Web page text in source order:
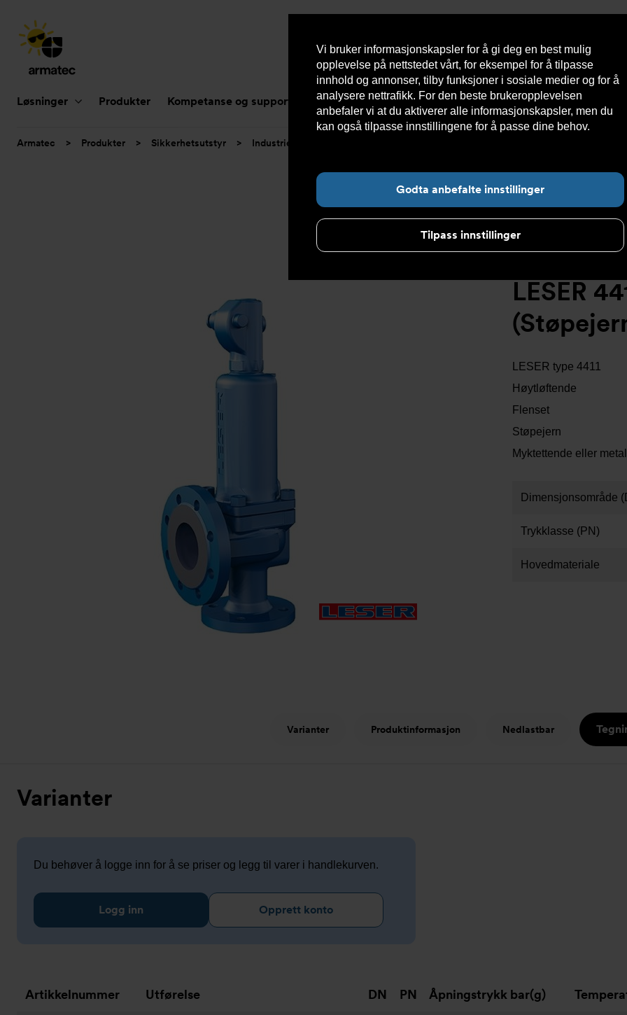
Vi bruker informasjonskapsler for å gi deg en best mulig
opplevelse på nettstedet vårt, for eksempel for å tilpasse
innhold og annonser, tilby funksjoner i sosiale medier og for å
analysere nettrafikk. For den beste brukeropplevelsen
anbefaler vi at du aktiverer alle informasjonskapsler, men du
kan også tilpasse innstillingene for å passe dine behov.
Godta anbefalte innstillinger
Tilpass innstillinger
Løsninger Produkter Kompetanse og support Nyheter Om oss Kontakt oss Nettbutikk Bærekraft
Du
Armatec > Produkter > Sikkerhetsutstyr > Industrielle sikkerhetsventiler
LESER
LESER type 4411
Høytløftende
Flenset
Støpejern
Myktettende eller
Dimensjonsområde
Trykklasse (PN)
Hovedmateriale
Varianter Produktinformasjon Nedlastbar
Varianter
Du behøver å logge inn for å se priser og legg til varer i handlekurven.
Logg inn Opprett konto
Artikkelnummer Utførelse DN PN Åpningstrykk bar(g)